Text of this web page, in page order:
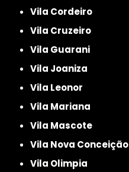
Vila Cordeiro
Vila Cruzeiro
Vila Guarani
Vila Joaniza
Vila Leonor
Vila Mariana
Vila Mascote
Vila Nova Conceição
Vila Olimpia